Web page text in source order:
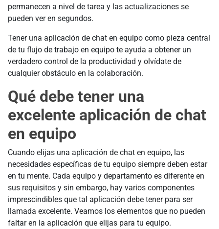
permanecen a nivel de tarea y las actualizaciones se
pueden ver en segundos.
Tener una aplicación de chat en equipo como pieza central
de tu flujo de trabajo en equipo te ayuda a obtener un
verdadero control de la productividad y olvídate de
cualquier obstáculo en la colaboración.
Qué debe tener una
excelente aplicación de chat
en equipo
Cuando elijas una aplicación de chat en equipo, las
necesidades específicas de tu equipo siempre deben estar
en tu mente. Cada equipo y departamento es diferente en
sus requisitos y sin embargo, hay varios componentes
imprescindibles que tal aplicación debe tener para ser
llamada excelente. Veamos los elementos que no pueden
faltar en la aplicación que elijas para tu equipo.